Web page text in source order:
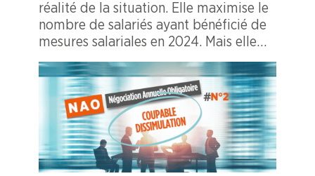
réalité de la situation. Elle maximise le
nombre de salariés ayant bénéficié de
mesures salariales en 2024. Mais elle
oublie de nous indiquer combien
d’entre eux ont reçu une augmentation
inférieure au niveau de l’inflation.